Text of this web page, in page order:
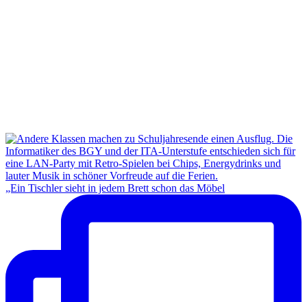
„Ein Tischler sieht in jedem Brett schon das Möbel